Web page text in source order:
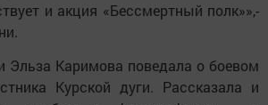
и акция «Бессмертный полк»»,-
Эльза Каримова поведала о боевом
Курской дуги. Рассказала и